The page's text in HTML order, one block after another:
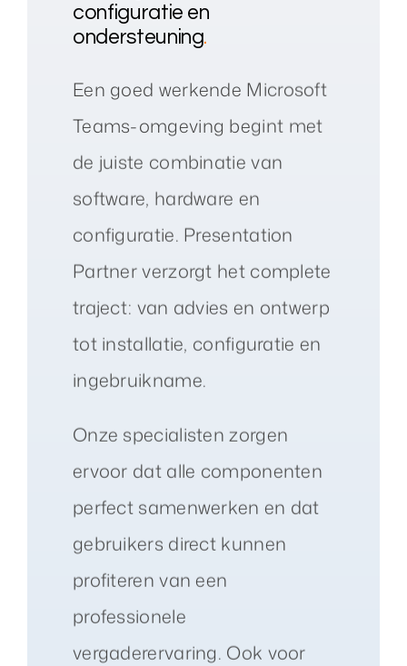
configuratie en
ondersteuning.
Een goed werkende Microsoft
Teams-omgeving begint met
de juiste combinatie van
software, hardware en
configuratie. Presentation
Partner verzorgt het complete
traject: van advies en ontwerp
tot installatie, configuratie en
ingebruikname.
Onze specialisten zorgen
ervoor dat alle componenten
perfect samenwerken en dat
gebruikers direct kunnen
profiteren van een
professionele
vergaderervaring. Ook voor